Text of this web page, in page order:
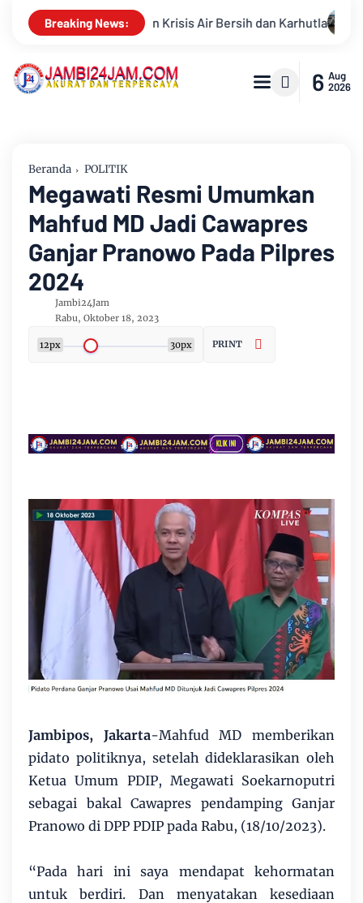
Breaking News:
Karhutla Sungai Batanghari Surut Akibat Kemarau,
6 Aug
2026
Beranda POLITIK
Megawati Resmi Umumkan
Mahfud MD Jadi Cawapres
Ganjar Pranowo Pada Pilpres
2024
Jambi24Jam
Rabu, Oktober 18, 2023
12px 30px PRINT
Jambipos, Jakarta-Mahfud MD memberikan
pidato politiknya, setelah dideklarasikan oleh
Ketua Umum PDIP, Megawati Soekarnoputri
sebagai bakal Cawapres pendamping Ganjar
Pranowo di DPP PDIP pada Rabu, (18/10/2023).
“Pada hari ini saya mendapat kehormatan
untuk berdiri. Dan menyatakan kesediaan